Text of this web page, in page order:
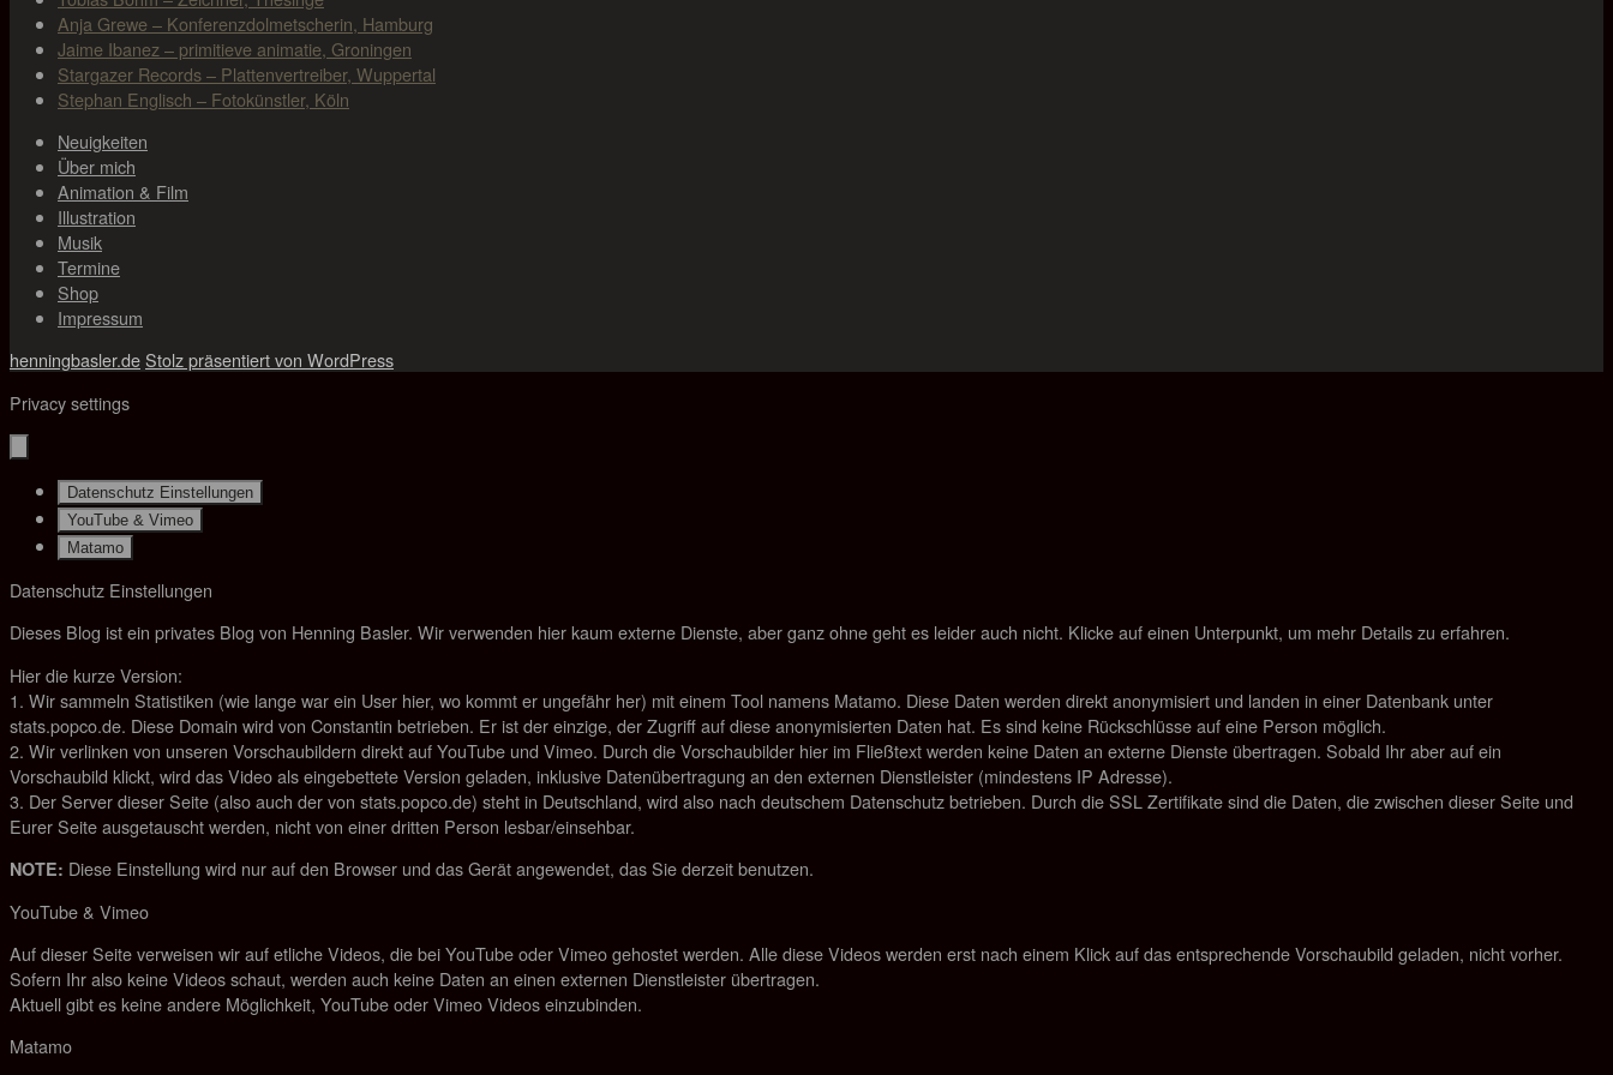
Anja Grewe – Konferenzdolmetscherin, Hamburg
Jaime Ibanez – primitieve animatie, Groningen
Stargazer Records – Plattenvertreiber, Wuppertal
Stephan Englisch – Fotokünstler, Köln
Neuigkeiten
Über mich
Animation & Film
Illustration
Musik
Termine
Shop
Impressum
henningbasler.deStolz präsentiert von WordPress
Privacy settings
Datenschutz Einstellungen
YouTube & Vimeo
Matamo
Datenschutz Einstellungen
Dieses Blog ist ein privates Blog von Henning Basler. Wir verwenden hier kaum externe Dienste, aber ganz ohne geht es leider auch nicht. Klicke auf einen Unterpunkt, um mehr Details zu erfahren.
Hier die kurze Version:
1. Wir sammeln Statistiken (wie lange war ein User hier, wo kommt er ungefähr her) mit einem Tool namens Matamo. Diese Daten werden direkt anonymisiert und landen in einer Datenbank unter
stats.popco.de. Diese Domain wird von Constantin betrieben. Er ist der einzige, der Zugriff auf diese anonymisierten Daten hat. Es sind keine Rückschlüsse auf eine Person möglich.
2. Wir verlinken von unseren Vorschaubildern direkt auf YouTube und Vimeo. Durch die Vorschaubilder hier im Fließtext werden keine Daten an externe Dienste übertragen. Sobald Ihr aber auf ein
Vorschaubild klickt, wird das Video als eingebettete Version geladen, inklusive Datenübertragung an den externen Dienstleister (mindestens IP Adresse).
3. Der Server dieser Seite (also auch der von stats.popco.de) steht in Deutschland, wird also nach deutschem Datenschutz betrieben. Durch die SSL Zertifikate sind die Daten, die zwischen dieser Seite und
Eurer Seite ausgetauscht werden, nicht von einer dritten Person lesbar/einsehbar.
NOTE: Diese Einstellung wird nur auf den Browser und das Gerät angewendet, das Sie derzeit benutzen.
YouTube & Vimeo
Auf dieser Seite verweisen wir auf etliche Videos, die bei YouTube oder Vimeo gehostet werden. Alle diese Videos werden erst nach einem Klick auf das entsprechende Vorschaubild geladen, nicht vorher.
Sofern Ihr also keine Videos schaut, werden auch keine Daten an einen externen Dienstleister übertragen.
Aktuell gibt es keine andere Möglichkeit, YouTube oder Vimeo Videos einzubinden.
Matamo